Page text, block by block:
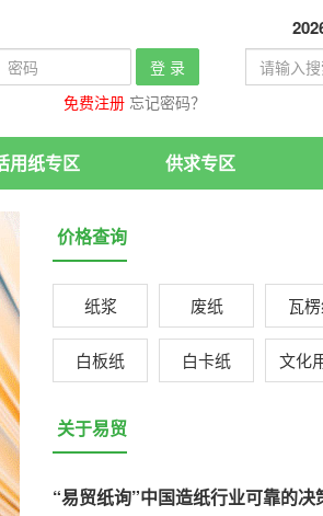
登 录
免费注册 忘记密码？
用纸专区 供求专区
价格查询
纸浆 废纸 瓦
白板纸 白卡纸 文化
关于易贸
“易贸纸询”中国造纸行业可靠的决